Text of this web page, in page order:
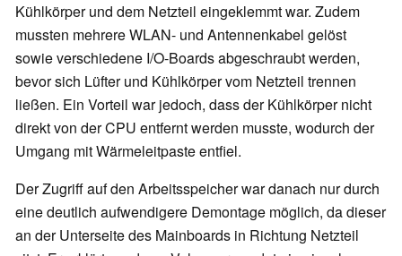
Kühlkörper und dem Netzteil eingeklemmt war. Zudem
mussten mehrere WLAN- und Antennenkabel gelöst
sowie verschiedene I/O-Boards abgeschraubt werden,
bevor sich Lüfter und Kühlkörper vom Netzteil trennen
ließen. Ein Vorteil war jedoch, dass der Kühlkörper nicht
direkt von der CPU entfernt werden musste, wodurch der
Umgang mit Wärmeleitpaste entfiel.
Der Zugriff auf den Arbeitsspeicher war danach nur durch
eine deutlich aufwendigere Demontage möglich, da dieser
an der Unterseite des Mainboards in Richtung Netzteil